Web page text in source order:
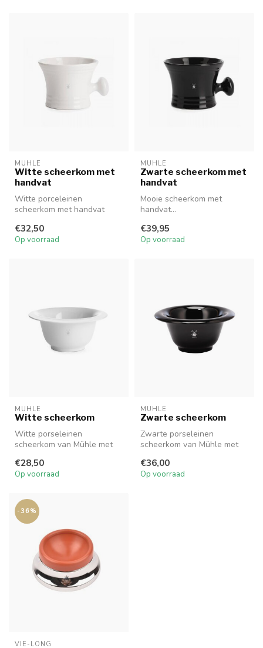
MUHLE
Witte scheerkom met
handvat
Witte porceleinen
scheerkom met handvat
€32,50
Op voorraad
MUHLE
Zwarte scheerkom met
handvat
Mooie scheerkom met
handvat...
€39,95
Op voorraad
MUHLE
Witte scheerkom
Witte porseleinen
scheerkom van Mühle met
€28,50
Op voorraad
MUHLE
Zwarte scheerkom
Zwarte porseleinen
scheerkom van Mühle met
€36,00
Op voorraad
-36%
VIE-LONG